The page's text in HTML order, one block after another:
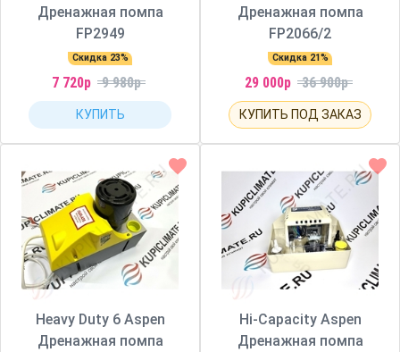
Дренажная помпа
FP2949
Скидка 23%
7 720р 9 980р
КУПИТЬ
Дренажная помпа
FP2066/2
Скидка 21%
29 000р 36 900р
КУПИТЬ ПОД ЗАКАЗ
Heavy Duty 6 Aspen
Дренажная помпа
Hi-Capacity Aspen
Дренажная помпа